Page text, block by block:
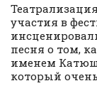
участия в
песня о том,
именем
который